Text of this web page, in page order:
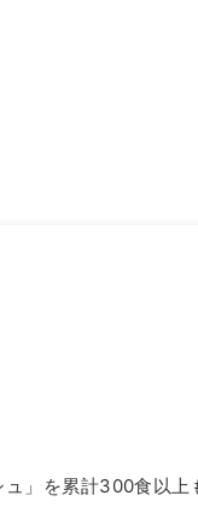
」を累計300食以